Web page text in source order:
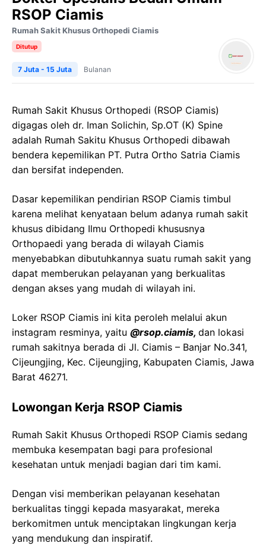
RSOP Ciamis
Rumah Sakit Khusus Orthopedi Ciamis
Ditutup
7 Juta - 15 Juta Bulanan
Rumah Sakit Khusus Orthopedi (RSOP Ciamis)
digagas oleh dr. Iman Solichin, Sp.OT (K) Spine
adalah Rumah Sakitu Khusus Orthopedi dibawah
bendera kepemilikan PT. Putra Ortho Satria Ciamis
dan bersifat independen.
Dasar kepemilikan pendirian RSOP Ciamis timbul
karena melihat kenyataan belum adanya rumah sakit
khusus dibidang Ilmu Orthopedi khususnya
Orthopaedi yang berada di wilayah Ciamis
menyebabkan dibutuhkannya suatu rumah sakit yang
dapat memberukan pelayanan yang berkualitas
dengan akses yang mudah di wilayah ini.
Loker RSOP Ciamis ini kita peroleh melalui akun
instagram resminya, yaitu @rsop.ciamis, dan lokasi
rumah sakitnya berada di Jl. Ciamis – Banjar No.341,
Cijeungjing, Kec. Cijeungjing, Kabupaten Ciamis, Jawa
Barat 46271.
Lowongan Kerja RSOP Ciamis
Rumah Sakit Khusus Orthopedi RSOP Ciamis sedang
membuka kesempatan bagi para profesional
kesehatan untuk menjadi bagian dari tim kami.
Dengan visi memberikan pelayanan kesehatan
berkualitas tinggi kepada masyarakat, mereka
berkomitmen untuk menciptakan lingkungan kerja
yang mendukung dan inspiratif.